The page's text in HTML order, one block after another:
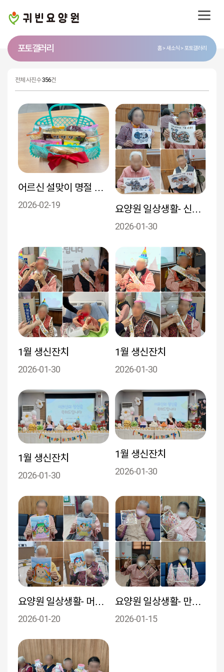
포토 갤러리 홈 새소식 포토갤러리
전체 사진수356건
어르신 설맞이 명절 선물 패키지
2026-02-19 요양원 일상생활- 신문지 모자이크
2026-01-30
1월 생신잔치
2026-01-30
1월 생신잔치
2026-01-30
1월 생신잔치
2026-01-30
1월 생신잔치
2026-01-30
요양원 일상생활- 머리카락 꾸미기
2026-01-20
요양원 일상생활- 만들기 교실
2026-01-15